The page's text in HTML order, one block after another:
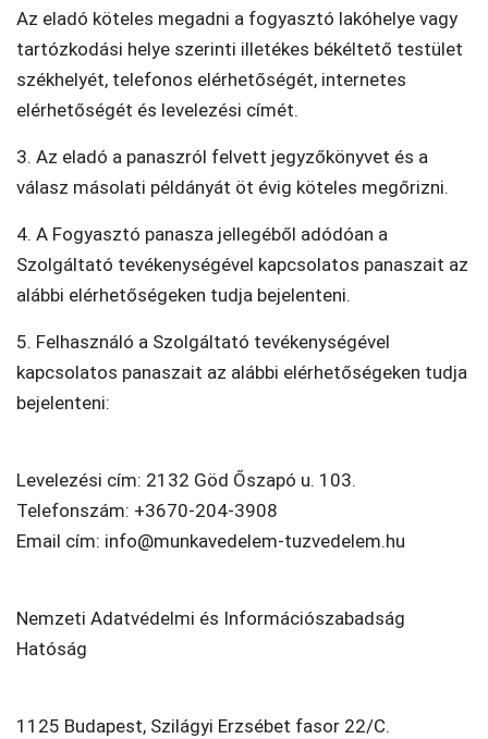
Az eladó köteles megadni a fogyasztó lakóhelye vagy
tartózkodási helye szerinti illetékes békéltető testület
székhelyét, telefonos elérhetőségét, internetes
elérhetőségét és levelezési címét.
3. Az eladó a panaszról felvett jegyzőkönyvet és a
válasz másolati példányát öt évig köteles megőrizni.
4. A Fogyasztó panasza jellegéből adódóan a
Szolgáltató tevékenységével kapcsolatos panaszait az
alábbi elérhetőségeken tudja bejelenteni.
5. Felhasználó a Szolgáltató tevékenységével
kapcsolatos panaszait az alábbi elérhetőségeken tudja
bejelenteni:
Levelezési cím: 2132 Göd Őszapó u. 103.
Telefonszám: +3670-204-3908
Email cím: info@munkavedelem-tuzvedelem.hu
Nemzeti Adatvédelmi és Információszabadság
Hatóság
1125 Budapest, Szilágyi Erzsébet fasor 22/C.